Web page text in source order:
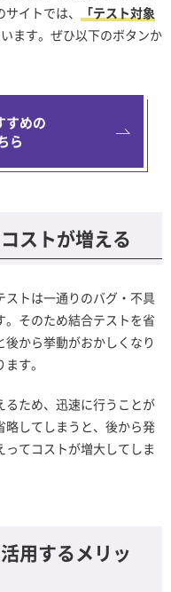
イトでは、
「テスト対象
ます。ぜひ以下のボタンか
すめの
ら
ストが増える
トは一通りのバグ・不具
そのため結合テストを省
から挙動がおかしくなり
す。
ため、迅速に行うことが
してしまうと、後から発
てコストが増大してしま
用するメリッ